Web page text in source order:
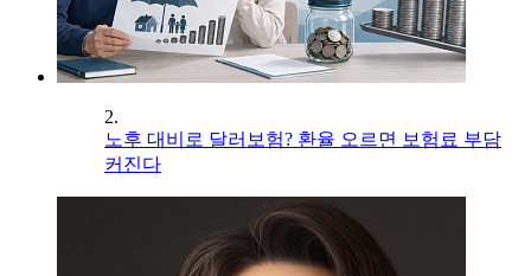
2.
노후 대비로 달러보험? 환율 오르면 보험료 부담
커진다